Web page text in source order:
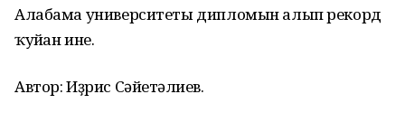
Алабама университеты дипломын алып рекорд
ҡуйған ине.
Автор: Иҙрис Сәйетғәлиев.